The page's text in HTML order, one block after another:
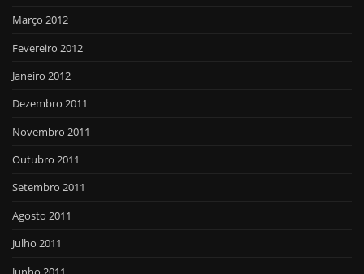
Março 2012
Fevereiro 2012
Janeiro 2012
Dezembro 2011
Novembro 2011
Outubro 2011
Setembro 2011
Agosto 2011
Julho 2011